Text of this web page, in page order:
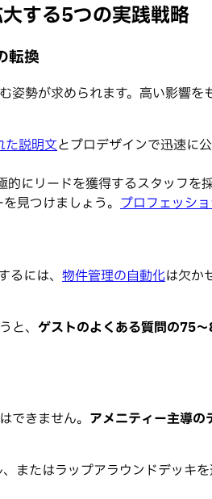
する5つの実践戦略
転換
勢が求められます。高い影響を
た説明文とプロデザインで迅速に
にリードを獲得するスタッフを
見つけましょう。 プロフェッシ
には、 物件管理の自動化は欠か
と、 ゲストのよくある質問の75
できません。 アメニティー主導の
またはラップアラウンドデッキ